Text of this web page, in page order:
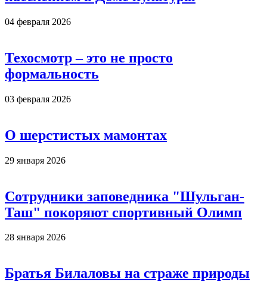
04 февраля 2026
Техосмотр – это не просто
формальность
03 февраля 2026
О шерстистых мамонтах
29 января 2026
Сотрудники заповедника "Шульган-
Таш" покоряют спортивный Олимп
28 января 2026
Братья Билаловы на страже природы